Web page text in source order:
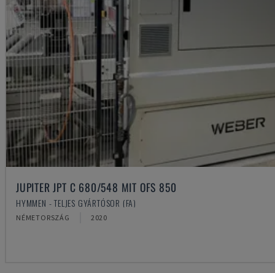
JUPITER JPT C 680/548 MIT OFS 850
HYMMEN - TELJES GYÁRTÓSOR (FA)
NÉMETORSZÁG 2020